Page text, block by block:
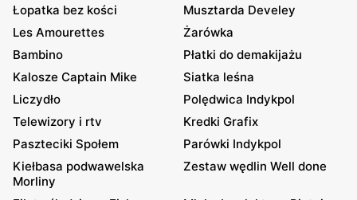
Łopatka bez kości
Musztarda Develey
Les Amourettes
Żarówka
Bambino
Płatki do demakijażu
Kalosze Captain Mike
Siatka leśna
Liczydło
Polędwica Indykpol
Telewizory i rtv
Kredki Grafix
Paszteciki Społem
Parówki Indykpol
Kiełbasa podwawelska
Morliny
Zestaw wędlin Well done